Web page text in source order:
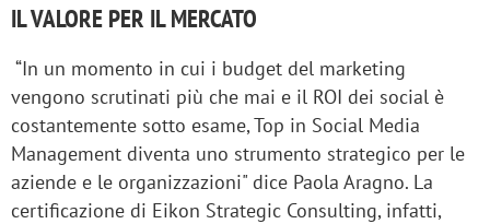
IL VALORE PER IL MERCATO
“In un momento in cui i budget del marketing
vengono scrutinati più che mai e il ROI dei social è
costantemente sotto esame, Top in Social Media
Management diventa uno strumento strategico per le
aziende e le organizzazioni" dice Paola Aragno. La
certificazione di Eikon Strategic Consulting, infatti,